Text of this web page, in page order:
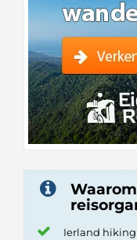
Ierland